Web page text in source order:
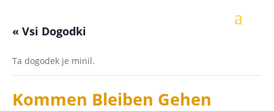
« Vsi Dogodki
Ta dogodek je minil.
Kommen Bleiben Gehen